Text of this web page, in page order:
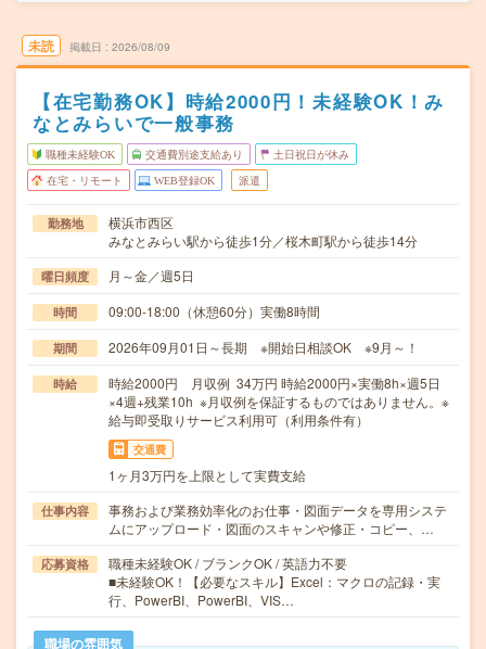
未読 掲載日 2026/08/09
【在宅勤務OK】時給2000円！未経験OK！み
なとみらいで一般事務
職種未経験OK 交通費別途支給あり 土日祝日が休み
在宅・リモート WEB登録OK 派遣
勤務地
横浜市西区
みなとみらい駅から徒歩1分／桜木町駅から徒歩14分
曜日頻度 月～金／週5日
時間 09:00-18:00（休憩60分）実働8時間
期間 2026年09月01日～長期 ※開始日相談OK ※9月～！
時給
時給2000円 月収例 34万円 時給2000円×実働8h×週5日
×4週+残業10h ※月収例を保証するものではありません。※
給与即受取りサービス利用可（利用条件有）
交通費
1ヶ月3万円を上限として実費支給
仕事内容
事務および業務効率化のお仕事・図面データを専用システ
ムにアップロード・図面のスキャンや修正・コピー、…
応募資格
職種未経験OK / ブランクOK / 英語力不要
■未経験OK！【必要なスキル】Excel：マクロの記録・実
行、PowerBI、PowerBI、VIS…
職場の雰囲気